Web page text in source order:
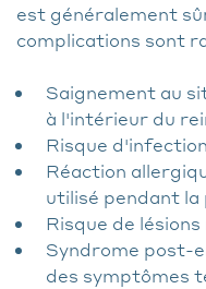
est généralement
complications sont
Saignement au
à l'intérieur du
Risque
Réaction
utilisé pendant la
Risque de lésions
Syndrome post-
des symptômes